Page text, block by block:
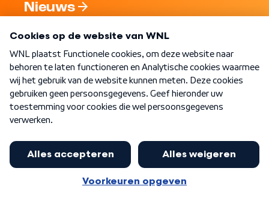
Nieuws
Nieuwsbrief
Word Lid